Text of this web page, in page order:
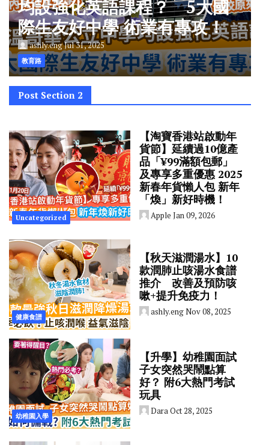
均設強化英語課程？ 5大國
際生友好中學 術業有專攻！
ashly.engJul 31, 2025
教育路
Post Section 2
Uncategorized
【淘寶香港站啟動年
貨節】延續過10億產
品「¥99滿額包郵」
及專享多重優惠 2025
新春年貨懶人包 新年
「煥」新好時機！
Apple Jan 09, 2026
健康食譜
【秋天滋潤湯水】10
款潤肺止咳湯水食譜
推介 改善及預防咳
嗽+提升免疫力！
ashly.engNov 08, 2025
幼稚園入學
【升學】幼稚園面試
子女突然哭鬧點算
好？ 附6大熱門考試
玩具
DaraOct 28, 2025